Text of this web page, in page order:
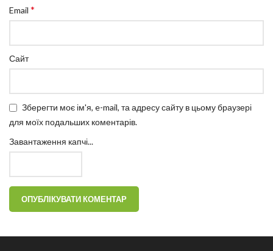
Email *
Сайт
Зберегти моє ім'я, e-mail, та адресу сайту в цьому браузері
для моїх подальших коментарів.
Завантаження капчі...